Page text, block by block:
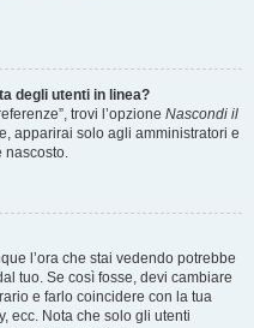
degli utenti in linea?
trovi l’opzione Nascondi il
apparirai solo agli amministratori e
nascosto.
l’ora che stai vedendo potrebbe
tuo. Se così fosse, devi cambiare
e farlo coincidere con la tua
ecc. Nota che solo gli utenti